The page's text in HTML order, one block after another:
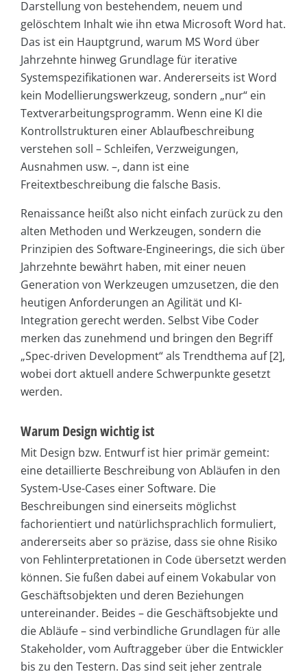
Darstellung von bestehendem, neuem und
gelöschtem Inhalt wie ihn etwa Microsoft Word hat.
Das ist ein Hauptgrund, warum MS Word über
Jahrzehnte hinweg Grundlage für iterative
Systemspezifikationen war. Andererseits ist Word
kein Modellierungswerkzeug, sondern „nur“ ein
Textverarbeitungsprogramm. Wenn eine KI die
Kontrollstrukturen einer Ablaufbeschreibung
verstehen soll – Schleifen, Verzweigungen,
Ausnahmen usw. –, dann ist eine
Freitextbeschreibung die falsche Basis.
Renaissance heißt also nicht einfach zurück zu den
alten Methoden und Werkzeugen, sondern die
Prinzipien des Software-Engineerings, die sich über
Jahrzehnte bewährt haben, mit einer neuen
Generation von Werkzeugen umzusetzen, die den
heutigen Anforderungen an Agilität und KI-
Integration gerecht werden. Selbst Vibe Coder
merken das zunehmend und bringen den Begriff
„Spec-driven Development“ als Trendthema auf [2],
wobei dort aktuell andere Schwerpunkte gesetzt
werden.
Warum Design wichtig ist
Mit Design bzw. Entwurf ist hier primär gemeint:
eine detaillierte Beschreibung von Abläufen in den
System-Use-Cases einer Software. Die
Beschreibungen sind einerseits möglichst
fachorientiert und natürlichsprachlich formuliert,
andererseits aber so präzise, dass sie ohne Risiko
von Fehlinterpretationen in Code übersetzt werden
können. Sie fußen dabei auf einem Vokabular von
Geschäftsobjekten und deren Beziehungen
untereinander. Beides – die Geschäftsobjekte und
die Abläufe – sind verbindliche Grundlagen für alle
Stakeholder, vom Auftraggeber über die Entwickler
bis zu den Testern. Das sind seit jeher zentrale